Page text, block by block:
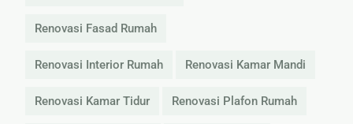
Renovasi Fasad Rumah
Renovasi Interior Rumah Renovasi Kamar Mandi
Renovasi Kamar Tidur Renovasi Plafon Rumah